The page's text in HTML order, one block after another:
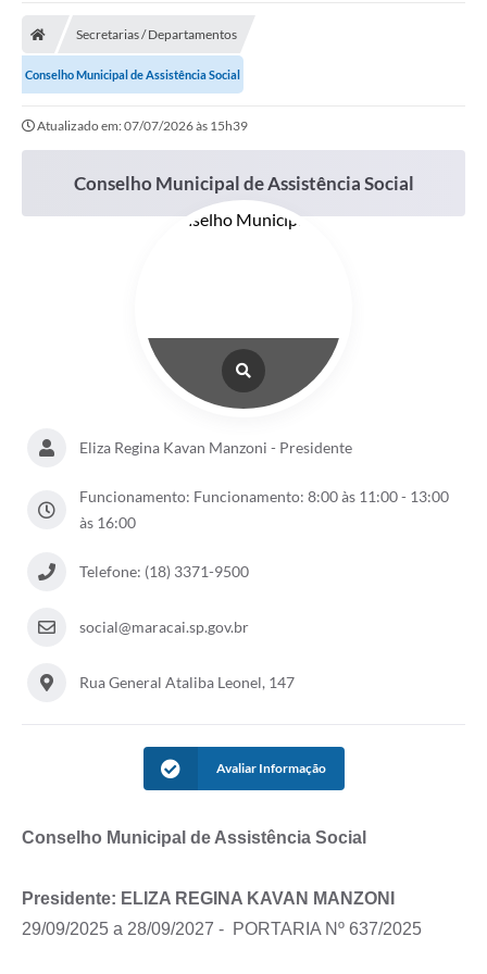
Secretarias / Departamentos
Conselho Municipal de Assistência Social
Atualizado em: 07/07/2026 às 15h39
Conselho Municipal de Assistência Social
Eliza Regina Kavan Manzoni - Presidente
Funcionamento: Funcionamento: 8:00 às 11:00 - 13:00
às 16:00
Telefone: (18) 3371-9500
social@maracai.sp.gov.br
Rua General Ataliba Leonel, 147
Avaliar Informação
Conselho Municipal de Assistência Social
Presidente: ELIZA REGINA KAVAN MANZONI
29/09/2025 a 28/09/2027 - PORTARIA Nº 637/2025